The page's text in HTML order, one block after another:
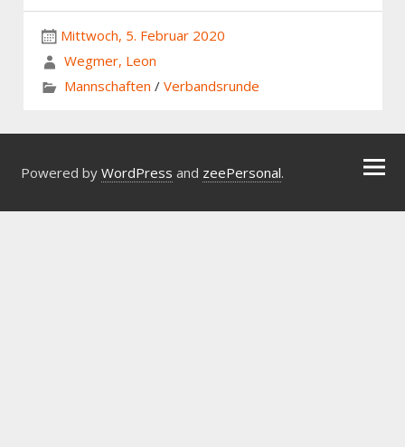
Mittwoch, 5. Februar 2020
Wegmer, Leon
Mannschaften / Verbandsrunde
Powered by WordPress and zeePersonal.